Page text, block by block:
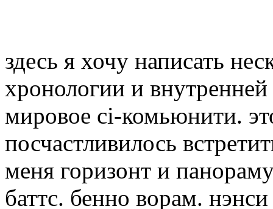
здесь я хочу написать
хронологии и
мировое ci-комьюнити.
посчастливилось
меня горизонт и
баттс. бенно ворам.